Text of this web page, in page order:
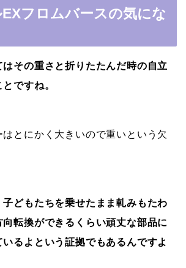
フロムバースの気にな
その重さと折りたたんだ時の自立
ですね。
とにかく大きいので重いという欠
どもたちを乗せたまま軋みもたわ
転換ができるくらい頑丈な部品に
るよという証拠でもあるんですよ